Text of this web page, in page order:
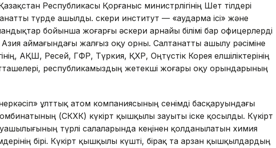
Республикасы Қорғаныс министрлігінің Шет тілдері
түрде ашылды. Әскери институт — «аударма iсі» және
бойынша жоғарғы әскери арнайы бiлiмi бар офицерлердi
аймағындағы жалғыз оқу орны. Салтанатты ашылу рәсіміне
АҚШ, Ресей, ГФР, Түркия, ҚХР, Оңтүстік Корея елшіліктерінің
республикамыздың жетекші жоғары оқу орындарының
ұлттық атом компаниясының сенімді басқаруындағы
(СКХК) күкірт қышқылы зауыты іске қосылды. Күкірт
түрлі салаларында кеңінен қолданылатын химия
бірі. Күкірт қышқылы күшті, бірақ та арзан қышқылдардың